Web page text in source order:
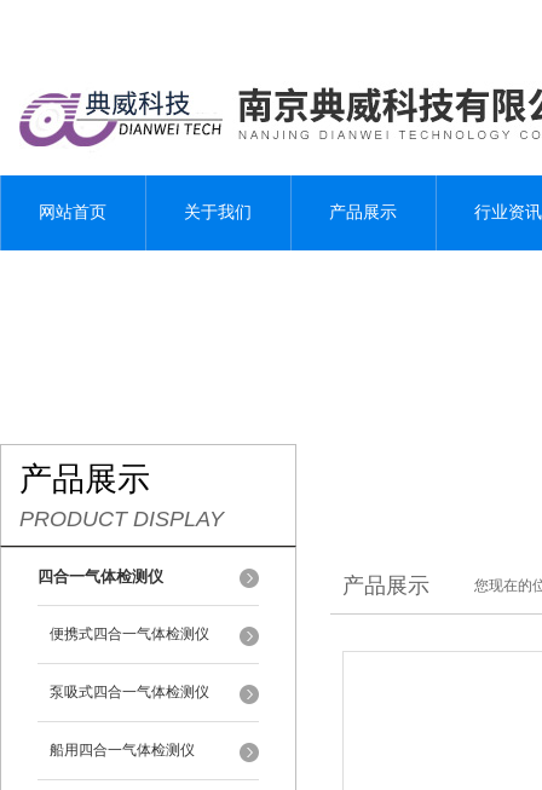
网站首页 关于我们 产品展示 行业资讯
产品展示
PRODUCT DISPLAY
四合一气体检测仪
便携式四合一气体检测仪
泵吸式四合一气体检测仪
船用四合一气体检测仪
产品展示 您现在的